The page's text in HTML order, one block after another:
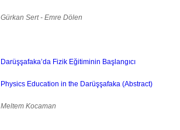
Gürkan Sert - Emre Dölen
Darüşşafaka’da Fizik Eğitiminin Başlangıcı
Physics Education in the Darüşşafaka (Abstract)
Meltem Kocaman